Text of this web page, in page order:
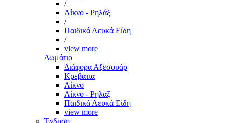
/
Λίκνο - Ρηλάξ
/
Παιδικά Λευκά Είδη
/
view more
Δωμάτιο
Διάφορα Αξεσουάρ
Κρεβάτια
Λίκνο
Λίκνο - Ρηλάξ
Παιδικά Λευκά Είδη
view more
Ένδυση